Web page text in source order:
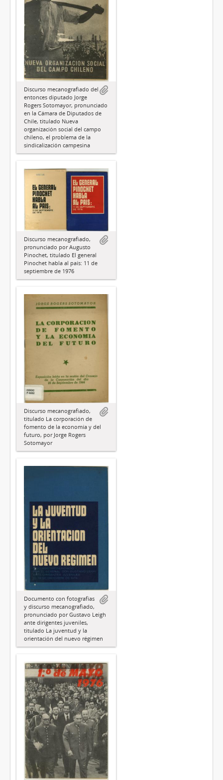
Discurso mecanografiado del
entonces diputado Jorge
Rogers Sotomayor, pronunciado
en la Cámara de Diputados de
Chile, titulado Nueva
organización social del campo
chileno, el problema de la
sindicalización campesina
Discurso mecanografiado,
pronunciado por Augusto
Pinochet, titulado El general
Pinochet habla al país: 11 de
septiembre de 1976
Discurso mecanografiado,
titulado La corporación de
fomento de la economía y del
futuro, por Jorge Rogers
Sotomayor
Documento con fotografías
y discurso mecanografiado,
pronunciado por Gustavo Leigh
ante dirigentes juveniles,
titulado La juventud y la
orientación del nuevo régimen